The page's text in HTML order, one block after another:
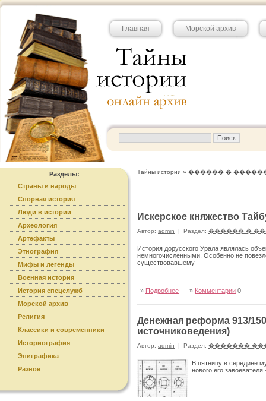
Главная Морской архив
Разделы:
Страны и народы
Спорная история
Люди в истории
Археология
Артефакты
Этнография
Мифы и легенды
Военная история
История спецслужб
Морской архив
Религия
Классики и современники
Историография
Эпиграфика
Разное
Тайны истории » ������ �
Искерское княжество
Автор: admin | Раздел: ������ �
История дорусского Урала являлась
немногочисленными. Особенно не
существовавшему
» Подробнее » Комментарии 0
Денежная реформа 913/
источниковедения)
Автор: admin | Раздел: �������
В пятницу в середине
нового его